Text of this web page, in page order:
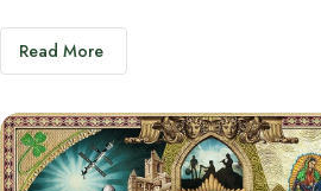
Read More